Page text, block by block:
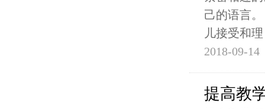
己的语言
儿接受和理
2018-09-14
提高教